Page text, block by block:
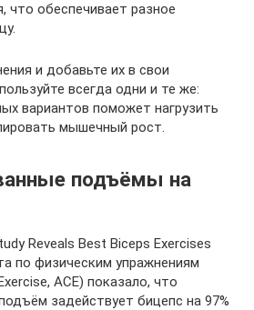
что обеспечивает разное
и добавьте их в свои
всегда одни и те же:
вариантов поможет нагрузить
мышечный рост.
подъёмы на
Reveals Best Biceps Exercises
по физическим упражнениям
ACE) показало, что
задействует бицепс на 97%